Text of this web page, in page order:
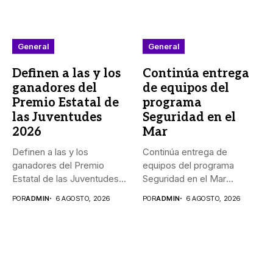
General
Definen a las y los
ganadores del
Premio Estatal de
las Juventudes
2026
Definen a las y los
ganadores del Premio
Estatal de las Juventudes...
PORADMIN 6 AGOSTO, 2026
General
Continúa entrega
de equipos del
programa
Seguridad en el
Mar
Continúa entrega de
equipos del programa
Seguridad en el Mar
PORADMIN 6 AGOSTO, 2026